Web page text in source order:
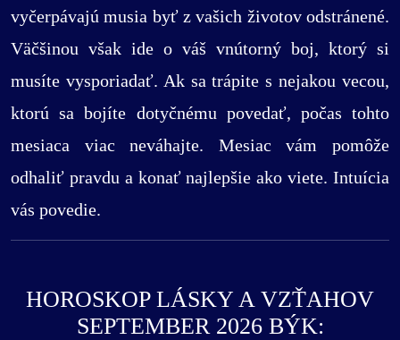
vyčerpávajú musia byť z vašich životov odstránené.
Väčšinou však ide o váš vnútorný boj, ktorý si
musíte vysporiadať. Ak sa trápite s nejakou vecou,
ktorú sa bojíte dotyčnému povedať, počas tohto
mesiaca viac neváhajte. Mesiac vám pomôže
odhaliť pravdu a konať najlepšie ako viete. Intuícia
vás povedie.
HOROSKOP LÁSKY A VZŤAHOV
SEPTEMBER 2026 BÝK: